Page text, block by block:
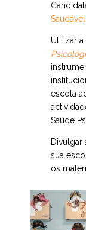
Utilizar a
escola
Saúde
Divulgar
sua
os